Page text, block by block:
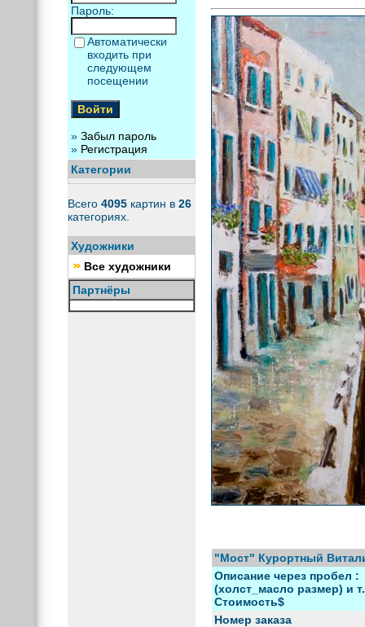
Пароль:
Автоматически
входить при
следующем
посещении
» Забыл пароль
» Регистрация
Категории
Всего 4095 картин в 26
категориях.
Художники
Все художники
Партнёры
"Мост" Курортный
Описание через пробел :
(холст_масло размер) и
Стоимость$
Номер заказа